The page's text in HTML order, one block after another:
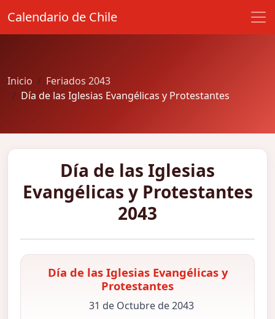
Calendario de Chile
Inicio
Feriados 2043
Día de las Iglesias Evangélicas y Protestantes
Día de las Iglesias
Evangélicas y Protestantes
2043
Día de las Iglesias Evangélicas y
Protestantes
31 de Octubre de 2043